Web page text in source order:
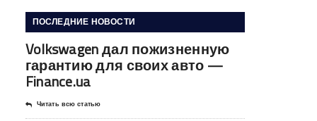
ПОСЛЕДНИЕ НОВОСТИ
Volkswagen дал пожизненную
гарантию для своих авто —
Finance.ua
Читать всю статью